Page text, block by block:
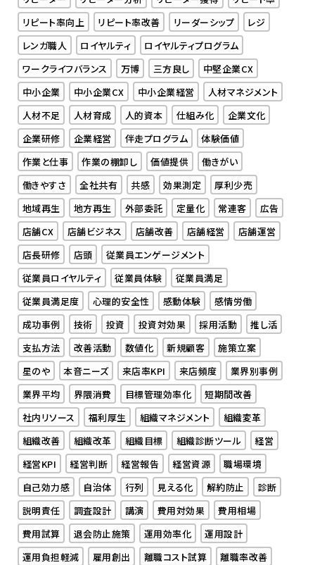
リピート率向上
リピート率改善 リーダーシップ
レジ
レンガ職人
ロイヤルティ
ロイヤルティプログラム
ワークライフバランス
万博 三方良し
中堅企業CX
中小企業
中小企業CX 中小企業経営
人材マネジメント
人材不足
人材育成 人的資本 仕組み化
企業文化
企業研修
企業経営 伴走プログラム
体験価値
作業と仕事
作業の棚卸し 価値提供
働きがい
働きやすさ
全社共有 共感 効果測定
厚利少売
地域再生
地方再生 外部委託 定量化 常連客
広告
店舗CX
店舗ビジネス 店舗改善 店舗経営
店舗運営
店長研修
店頭
従業員エンゲージメント
従業員ロイヤルティ
従業員体験
従業員満足
従業員満足度
心理的安全性 感動体験
感情労働
成功事例
技術 投資 投資対効果 採用活動
推し活
支払方法
改善活動 数値化 新規顧客
施策立案
星のや
本音ニーズ 来店率KPI 来店頻度
業界別事例
業界平均
界隈消費 目標管理効率化
短期間改善
社内リソース
福利厚生 組織マネジメント
組織変革
組織改善
組織改革 組織目標 組織診断ツール
経営
経営KPI
経営判断 経営報告 経営資源
職場環境
自己効力感
自治体 行列 見える化 解約防止
診断
説明責任
調査設計 講演 費用対効果
費用相場
費用試算
退会防止施策 運用効率化
運用設計
運用負担軽減
雇用創出 離職コスト試算
離職率改善